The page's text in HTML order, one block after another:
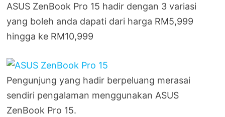
ASUS ZenBook Pro 15 hadir dengan 3 variasi
yang boleh anda dapati dari harga RM5,999
hingga ke RM10,999
Pengunjung yang hadir berpeluang merasai
sendiri pengalaman menggunakan ASUS
ZenBook Pro 15.